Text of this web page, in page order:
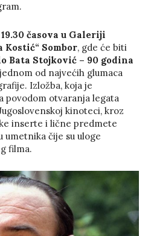
časova u Galeriji
Kostić“ Sombor, gde će biti
Bata Stojković – 90 godina
od najvećih glumaca
Izložba, koja je
otvaranja legata
kinoteci, kroz
inserte i lične predmete
umetnika čije su uloge
filma.